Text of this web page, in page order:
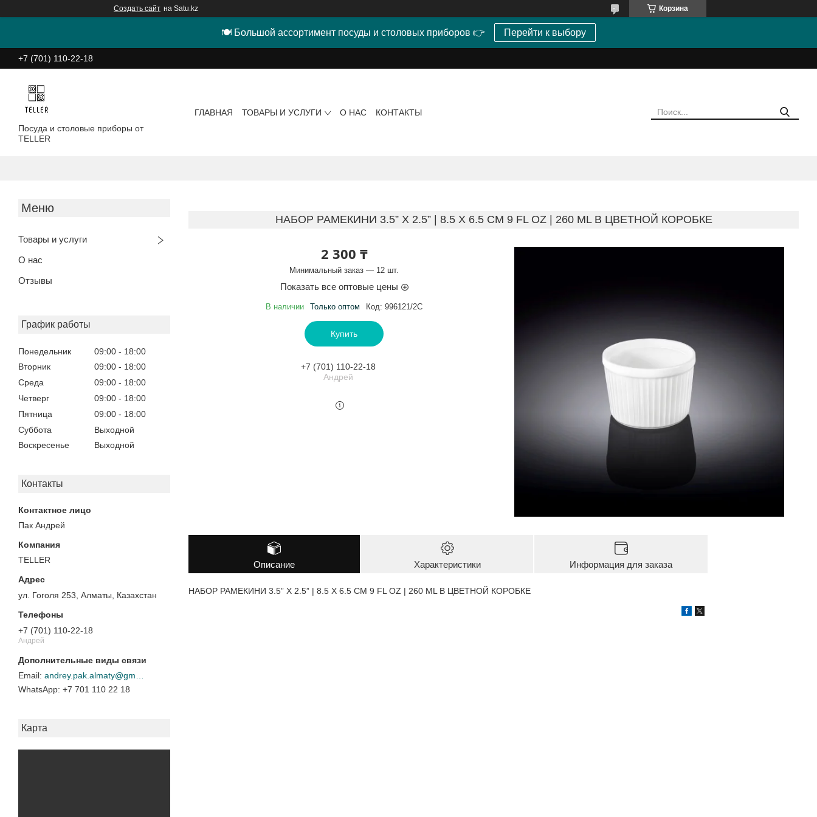
Создать сайт на Satu.kz Корзина
🍽 Большой ассортимент посуды и столовых приборов 👉 Перейти к выбору
+7 (701) 110-22-18
Посуда и столовые приборы от
TELLER
ГЛАВНАЯ ТОВАРЫ И УСЛУГИ О НАС КОНТАКТЫ
Товары и услуги
О нас
Отзывы
График работы
Понедельник 09:00
18:00
Вторник
09:00
18:00
Среда
09:00
18:00
Четверг
09:00
18:00
Пятница
09:00
18:00
Суббота
Выходной
Воскресенье
Выходной
Контакты
Пак Андрей
TELLER
ул. Гоголя 253, Алматы, Казахстан
+7 (701) 110-22-18
Андрей
+7 701 110 22 18
Карта
НАБОР РАМЕКИНИ 3.5” X 2.5” | 8.5 X 6.5 CM 9 FL OZ | 260 ML В ЦВЕТНОЙ КОРОБКЕ
2 300 ₸
Минимальный заказ — 12 шт.
Показать все оптовые цены
В наличии Только оптом Код: 996121/2C
Купить
+7 (701) 110-22-18
Андрей
Описание Характеристики Информация для заказа
НАБОР РАМЕКИНИ 3.5” X 2.5” | 8.5 X 6.5 CM 9 FL OZ | 260 ML В ЦВЕТНОЙ КОРОБКЕ